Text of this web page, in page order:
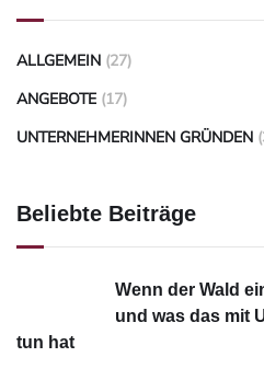
ALLGEMEIN (27)
ANGEBOTE (17)
UNTERNEHMERINNEN GRÜNDEN
Beliebte Beiträge
Wenn der Wald
und was das mit
tun hat